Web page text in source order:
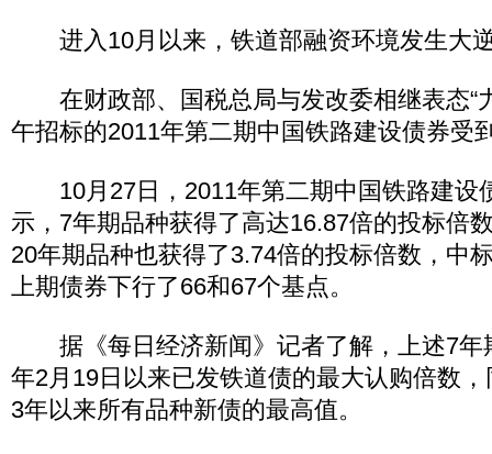
进入10月以来，铁道部融资环境发生大
在财政部、国税总局与发改委相继表态“
午招标的2011年第二期中国铁路建设债券受
10月27日，2011年第二期中国铁路建设
示，7年期品种获得了高达16.87倍的投标倍
20年期品种也获得了3.74倍的投标倍数，中
上期债券下行了66和67个基点。
据《每日经济新闻》记者了解，上述7年
年2月19日以来已发铁道债的最大认购倍数
3年以来所有品种新债的最高值。